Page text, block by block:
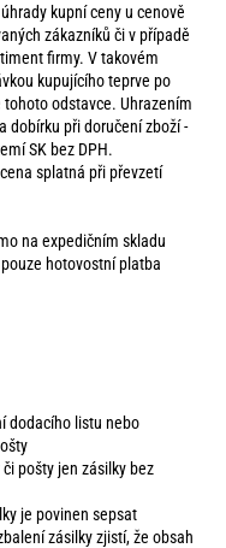
kupní ceny u cenově
zákazníků či v případě
firmy. V takovém
kupujícího teprve po
odstavce. Uhrazením
dobírku při doručení zboží -
SK bez DPH.
splatná při převzetí
na expedičním skladu
hotovostní platba
dodacího listu nebo
pošty jen zásilky bez
je povinen sepsat
zásilky zjistí, že obsah